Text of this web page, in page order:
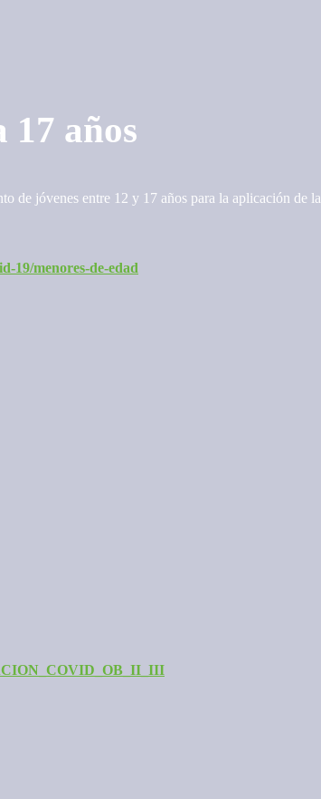
17 años
de jóvenes entre 12 y 17 años para la aplicación de
19/menores-de-edad